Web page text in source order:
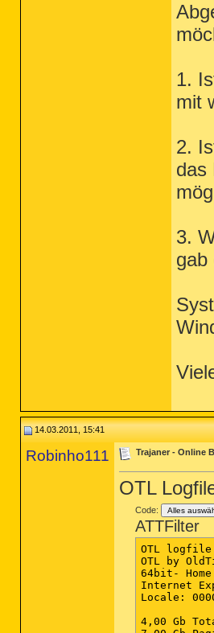
1.
mit
2.
das
3.
gab
14.03.2011, 15:41
Robinho111 Trajaner - Online
OTL
Code: Alles
ATTFilter
OTL logfile
OTL by
64bit-
Internet
Locale:
4,00 Gb